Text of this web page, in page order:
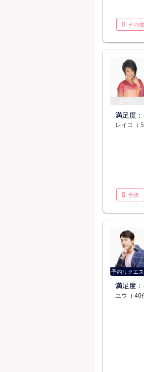
その他
満足度：
レイコ（
全体
予約リクエス
満足度：
ユウ（ 40